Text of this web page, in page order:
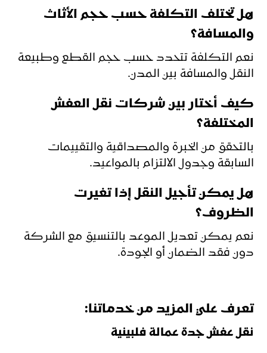
هل تختلف التكلفة حسب حجم الأثاث
والمسافة؟
نعم التكلفة تتحدد حسب حجم القطع وطبيعة
النقل والمسافة بين المدن.
كيف أختار بين شركات نقل العفش
المختلفة؟
بالتحقق من الخبرة والمصداقية والتقييمات
السابقة وجدول الالتزام بالمواعيد.
هل يمكن تأجيل النقل إذا تغيرت
الظروف؟
نعم يمكن تعديل الموعد بالتنسيق مع الشركة
دون فقد الضمان أو الجودة.
تعرف علي المزيد من خدماتنا:
نقل عفش جدة عمالة فلبينية